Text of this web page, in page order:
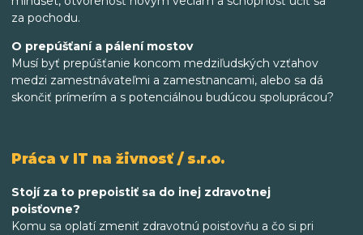
za pochodu.
O prepúšťaní a pálení mostov
Musí byť prepúšťanie koncom medziľudských vzťahov
medzi zamestnávateľmi a zamestnancami, alebo sa dá
skončiť prímerím a s potenciálnou budúcou spoluprácou?
Práca v IT na živnosť / s.r.o.
Stojí za to prepoistiť sa do inej zdravotnej
poisťovne?
Komu sa oplatí zmeniť zdravotnú poisťovňu a čo si pri